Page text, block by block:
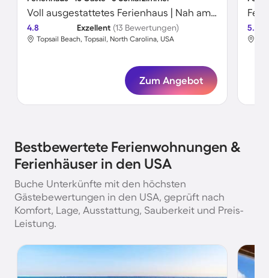
Voll ausgestattetes Ferienhaus | Nah am Strand
4.8 Exzellent (13 Bewertungen)
Topsail Beach, Topsail, North Carolina, USA
Zum Angebot
5.0
Bestbewertete Ferienwohnungen &
Ferienhäuser in den USA
Buche Unterkünfte mit den höchsten
Gästebewertungen in den USA, geprüft nach
Komfort, Lage, Ausstattung, Sauberkeit und Preis-
Leistung.